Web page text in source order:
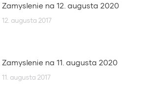
Zamyslenie na 12. augusta 2020
12. augusta 2017
Zamyslenie na 11. augusta 2020
11. augusta 2017